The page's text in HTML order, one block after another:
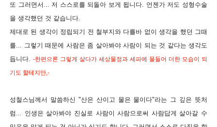
또 그러면서... 저 스스로를 되돌아 보게 됩니다. 언젠가 저도 성형수술
을 생각했던 것 같습니다.
제대로 된 생각이 정립되기 전 철부지와 다를바 없이 생각을 했던 그때
를... 그렇기 때문에 사람은 좀 살아봐야 사람이 되는 것 같다는 생각도
듭니다. -한편으론 그렇게 살다가 세상물정과 세파에 물들어 더한 모습이 되
기도 할테지만,-
성철스님께서 말씀하신 "산은 산이고 물은 물이다"라는 그 깊은 뜻처
럼... 인생은 살아봐야 진실로 사람이 사람으로써 사람답게 살아갈 수